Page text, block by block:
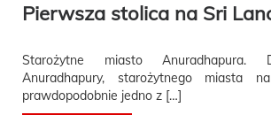
Pierwsza stolica na Sri
Starożytne miasto Anuradhapura.
Anuradhapury, starożytnego miasta
prawdopodobnie jedno z […]